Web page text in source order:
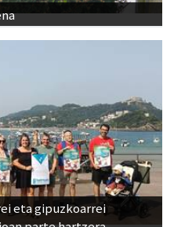
eta gipuzkoarrei